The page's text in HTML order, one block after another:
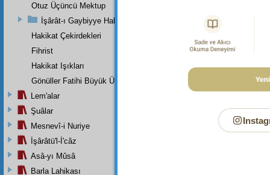
Otuz Üçüncü Mektup
İşârât-ı Gaybiyye Hakkında Bir Takriz
Hakikat Çekirdekleri
Fihrist
Hakikat Işıkları
Gönüller Fatihi Büyük Üstada
Lem'alar
Şuâlar
Mesnevî-i Nuriye
İşârâtü'l-İ'câz
Asâ-yı Mûsâ
Barla Lahikası